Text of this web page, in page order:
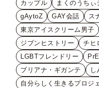
カップル
まくのうちぃ
gAytoZ
GAY会話 ス
東京アイスクリーム男子
ジブンヒストリー
チヒ
LGBTフレンドリー
ブリアナ・ギガンテ
し
自分らしく生きるプロジ